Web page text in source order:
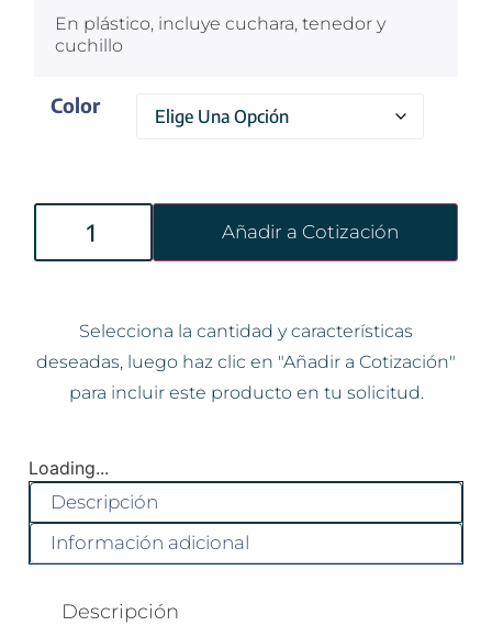
En plástico, incluye cuchara, tenedor y
cuchillo
Color
Añadir a Cotización
Selecciona la cantidad y características
deseadas, luego haz clic en "Añadir a Cotización"
para incluir este producto en tu solicitud.
Loading...
Descripción
Información adicional
Descripción